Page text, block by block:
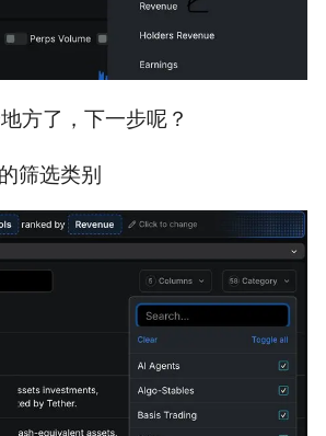
方了，下一步呢？
筛选类别